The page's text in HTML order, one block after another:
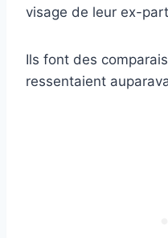
visage de leur ex-
Ils font des
ressentaient